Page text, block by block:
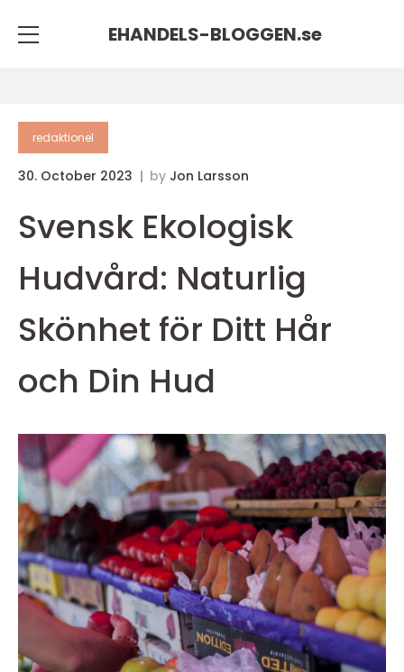
EHANDELS-BLOGGEN.se
redaktionel
30. October 2023 by Jon Larsson
Svensk Ekologisk
Hudvård: Naturlig
Skönhet för Ditt Hår
och Din Hud